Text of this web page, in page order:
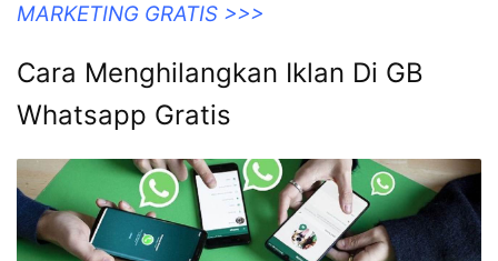
MARKETING GRATIS >>>
Cara Menghilangkan Iklan Di GB
Whatsapp Gratis